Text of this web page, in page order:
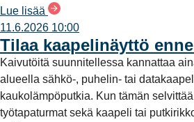
Lue lisää
11.6.2026 10:00
Tilaa kaapelinäyttö
Kaivutöitä suunnitellessa kannattaa
alueella sähkö-, puhelin- tai
kaukolämpöputkia. Kun tämän
työtapaturmat sekä kaapeli tai